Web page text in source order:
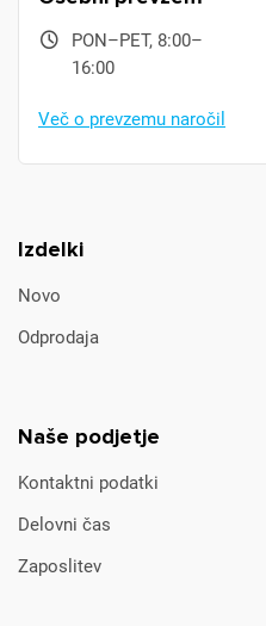
Izdelki
Novo
Odprodaja
Naše podjetje
Kontaktni podatki
Delovni čas
Zaposlitev
PON–PET, 8:00–
16:00
Več o prevzemu naročil